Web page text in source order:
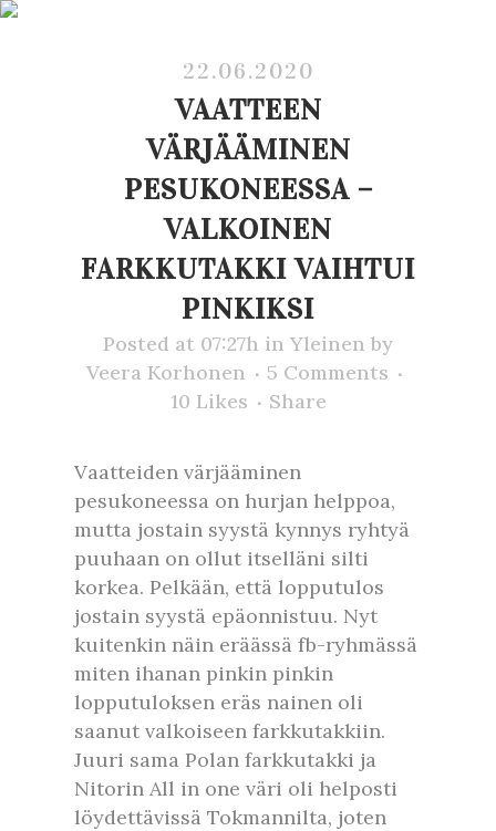
22.06.2020
VAATTEEN
VÄRJÄÄMINEN
PESUKONEESSA –
VALKOINEN
FARKKUTAKKI VAIHTUI
PINKIKSI
Posted at 07:27h in Yleinen by
Veera Korhonen
5 Comments
10 Likes Share
Vaatteiden värjääminen
pesukoneessa on hurjan helppoa,
mutta jostain syystä kynnys ryhtyä
puuhaan on ollut itselläni silti
korkea. Pelkään, että lopputulos
jostain syystä epäonnistuu. Nyt
kuitenkin näin eräässä fb-ryhmässä
miten ihanan pinkin pinkin
lopputuloksen eräs nainen oli
saanut valkoiseen farkkutakkiin.
Juuri sama Polan farkkutakki ja
Nitorin All in one väri oli helposti
löydettävissä Tokmannilta, joten